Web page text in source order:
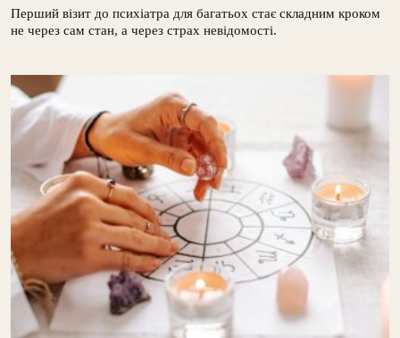
Перший візит до психіатра для багатьох стає складним кроком
не через сам стан, а через страх невідомості.